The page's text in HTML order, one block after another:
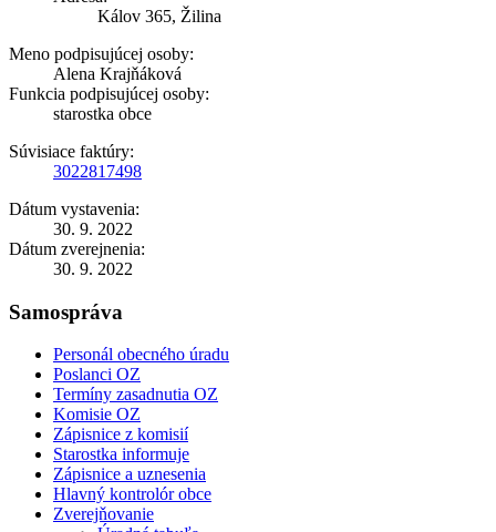
Kálov 365, Žilina
Meno podpisujúcej osoby:
Alena Krajňáková
Funkcia podpisujúcej osoby:
starostka obce
Súvisiace faktúry:
3022817498
Dátum vystavenia:
30. 9. 2022
Dátum zverejnenia:
30. 9. 2022
Samospráva
Personál obecného úradu
Poslanci OZ
Termíny zasadnutia OZ
Komisie OZ
Zápisnice z komisií
Starostka informuje
Zápisnice a uznesenia
Hlavný kontrolór obce
Zverejňovanie